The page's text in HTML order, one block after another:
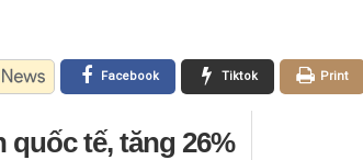
Print
Tiktok
Facebook
tế, tăng 26%